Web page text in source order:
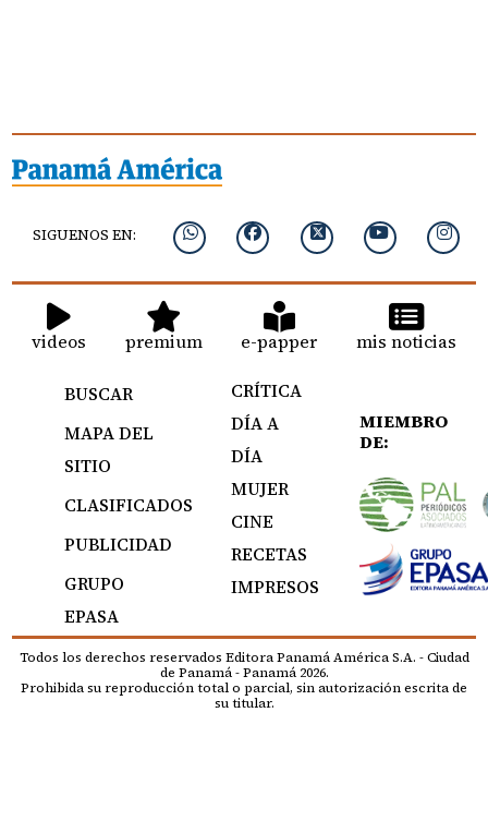
SIGUENOS EN:
videos premium e-papper mis noticias
BUSCAR
MAPA DEL
SITIO
CLASIFICADOS
PUBLICIDAD
GRUPO
EPASA
CRÍTICA
DÍA A
DÍA
MUJER
CINE
RECETAS
IMPRESOS
MIEMBRO
DE:
Todos los derechos reservados Editora Panamá América S.A. - Ciudad
de Panamá - Panamá 2026.
Prohibida su reproducción total o parcial, sin autorización escrita de
su titular.